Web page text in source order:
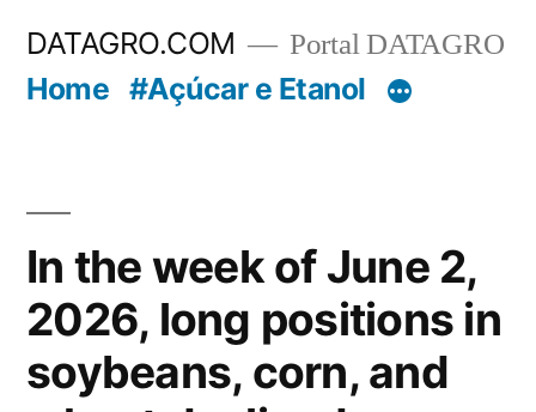
DATAGRO.COM Portal DATAGRO
Home #Açúcar e Etanol
In the week of June 2,
2026, long positions in
soybeans, corn, and